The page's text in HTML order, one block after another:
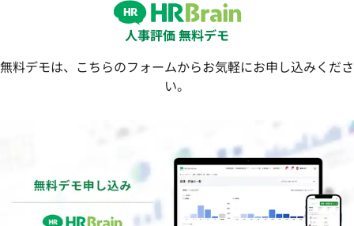
人事評価 無料デモ
無料デモは、こちらのフォームからお気軽にお申し込みくださ
い。